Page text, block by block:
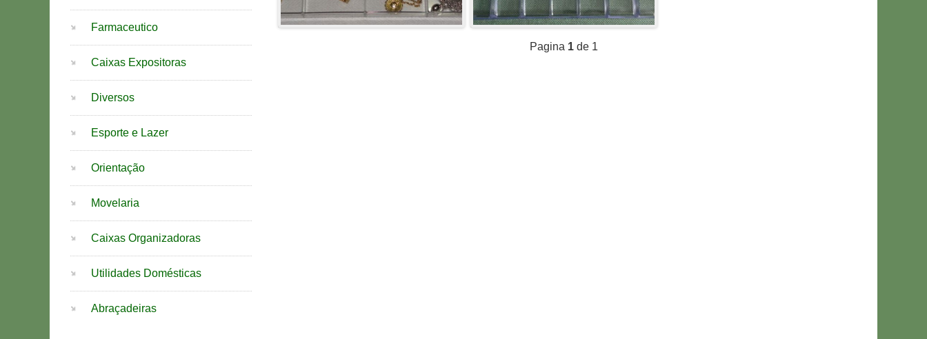
Farmaceutico
Caixas Expositoras
Diversos
Esporte e Lazer
Orientação
Movelaria
Caixas Organizadoras
Utilidades Domésticas
Abraçadeiras
Pagina 1 de 1